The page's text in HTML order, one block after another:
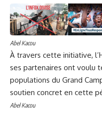
Abel Kacou
À travers cette initiative,
ses partenaires ont voulu
populations du Grand
soutien concret en cette
Abel Kacou